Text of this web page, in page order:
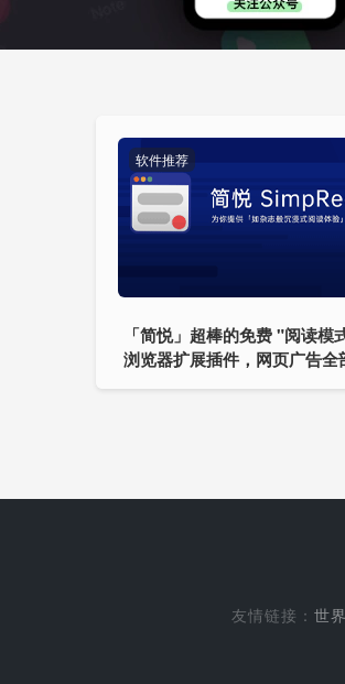
软件推荐
「简悦」超棒的免费 "阅读模
浏览器扩展插件，网页广告全
拜
友情链接： 世